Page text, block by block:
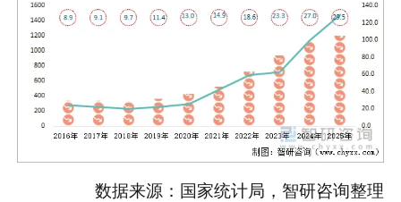
数据来源：国家统计局，智研咨询整理